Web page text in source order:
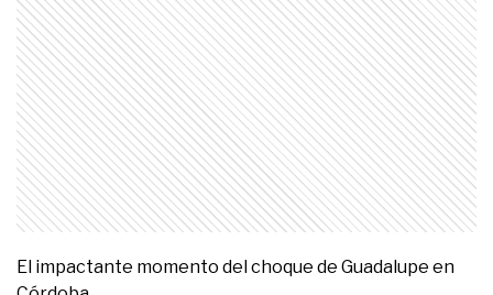
El impactante momento del choque de Guadalupe en